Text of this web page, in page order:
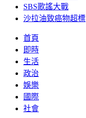
SBS歌謠大戰
沙拉油致癌物超標
首頁
即時
生活
政治
娛樂
國際
社會